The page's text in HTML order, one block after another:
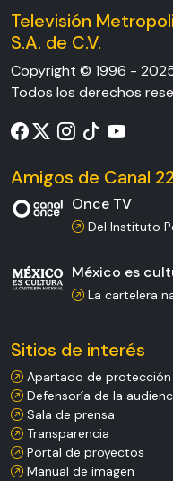
Televisión
S.A. de C.V.
Copyright © 1996 -
Todos los derechos
Amigos de Canal 22
Once TV
Del Instituto
México es
La cartelera
Sitios de interés
Apartado de
Defensoría de la
Sala de prensa
Transparencia
Portal de proyectos
Manual de imagen